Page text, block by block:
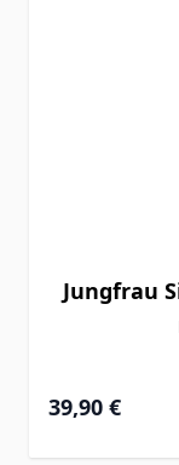
Jungfrau
39,90 €